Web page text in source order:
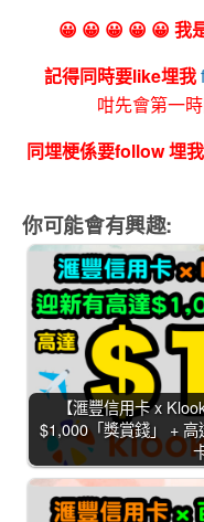
😀 😀 😀 😀 😀 我
記得同時要like埋我
咁先會第一
同埋梗係要follow 埋我
你可能會有興趣:
【滙豐信用卡 x
$1,000「獎賞錢」 +